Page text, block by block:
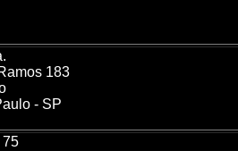
183
- SP
75